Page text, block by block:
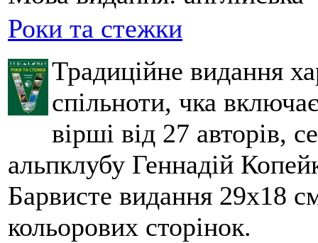
Роки та стежки
Традиційне видання
спільноти, чка
вірші від 27 авторів,
альпклубу Геннадій
Барвисте видання 29х18
кольорових сторінок.